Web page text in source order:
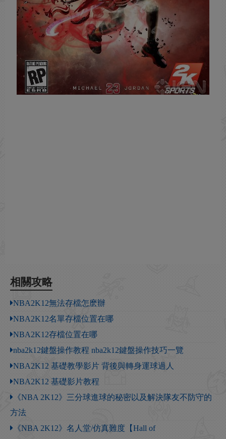
相關攻略
NBA2K12無法存檔怎麽辦
NBA2K12名單存檔位置在哪
NBA2K12存檔位置在哪
nba2k12鍵盤操作教程 nba2k12鍵盤操作技巧一覽
NBA2K12 基礎教學影片 背後與轉身運球過人
NBA2K12 基礎影片教程
《NBA 2K12》三分球進球的秘密以及解決隊友不防守的
方法
《NBA 2K12》名人堂/仿真難度【Hall of